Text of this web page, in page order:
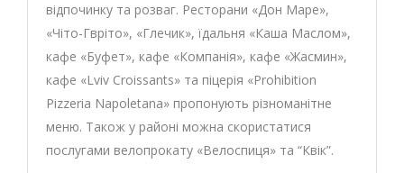
відпочинку та розваг. Ресторани «Дон Маре»,
«Чіто-Гвріто», «Глечик», їдальня «Каша Маслом»,
кафе «Буфет», кафе «Компанія», кафе «Жасмин»,
кафе «Lviv Croissants» та піцерія «Prohibition
Pizzeria Napoletana» пропонують різноманітне
меню. Також у районі можна скористатися
послугами велопрокату «Велоспиця» та “Квік”.